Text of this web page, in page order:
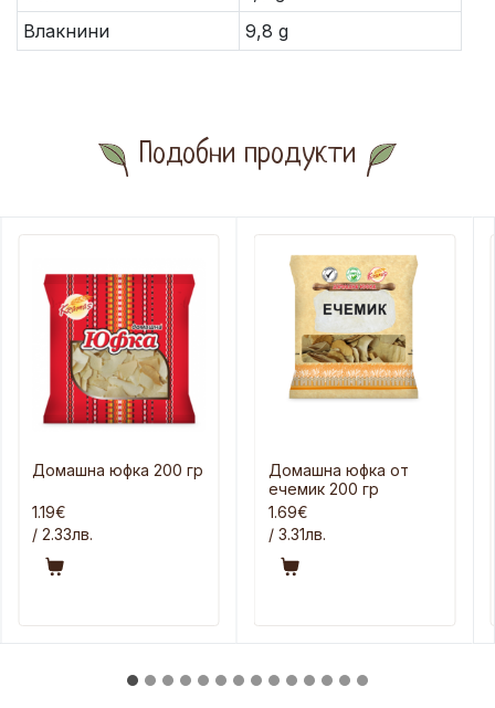
Влакнини
9,8 g
Подобни продукти
Домашна юфка 200 гр
1.19€
/ 2.33лв.
Домашна юфка от
ечемик 200 гр
1.69€
/ 3.31лв.